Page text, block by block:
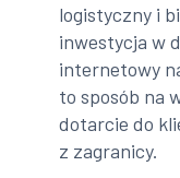
logistyczny i
inwestycja w
internetowy
to sposób na
dotarcie do
z zagranicy.